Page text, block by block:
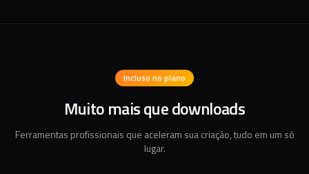
Incluso no plano
Muito mais que downloads
Ferramentas profissionais que aceleram sua criação, tudo em um só
lugar.